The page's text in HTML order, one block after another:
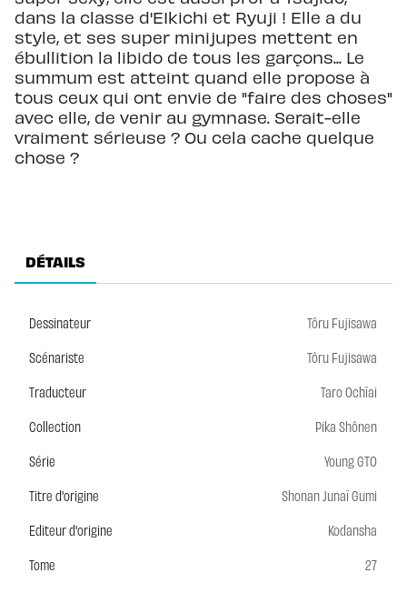
dans la classe d'EIkichi et Ryuji ! Elle a du
style, et ses super minijupes mettent en
ébullition la libido de tous les garçons... Le
summum est atteint quand elle propose à
tous ceux qui ont envie de "faire des choses"
avec elle, de venir au gymnase. Serait-elle
vraiment sérieuse ? Ou cela cache quelque
chose ?
DÉTAILS
Dessinateur
Tôru Fujisawa
Scénariste
Tôru Fujisawa
Traducteur
Taro Ochïai
Collection
Pika Shônen
Série
Young GTO
Titre d'origine
Shonan Junaï Gumi
Editeur d'origine
Kodansha
Tome
27